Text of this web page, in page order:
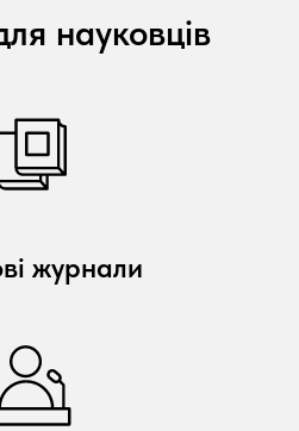
науковців
журнали